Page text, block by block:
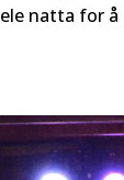
natta for å